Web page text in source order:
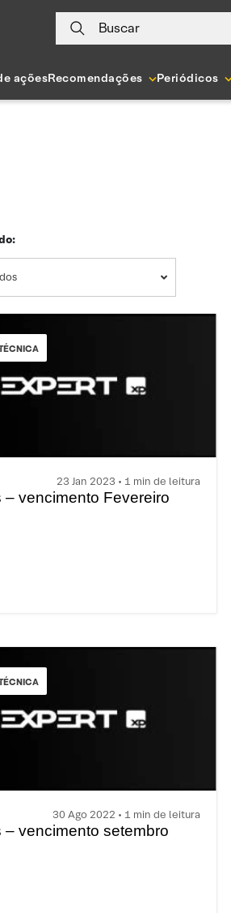
Buscar
açõesRecomendações Periódicos
23 Jan 2023 • 1 min de leitura
– vencimento Fevereiro
30 Ago 2022 • 1 min de leitura
– vencimento setembro